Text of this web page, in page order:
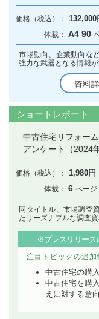
A4 90
市場動向、企業動向な
強力な武器となる情報が
資料
ショートレポート
中古住宅リフォー
アンケート（2024年
1,980円
6
同タイトル、市場調査
たリーズナブルな調査資
※プレスリリース
注目トピックの追加
中古住宅の購
中古住宅を購
えに対する意